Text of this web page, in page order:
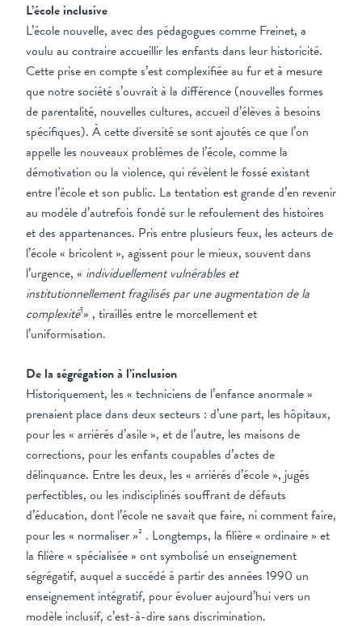
L’école inclusive
L’école nouvelle, avec des pédagogues comme Freinet, a
voulu au contraire accueillir les enfants dans leur historicité.
Cette prise en compte s’est complexifiée au fur et à mesure
que notre société s’ouvrait à la différence (nouvelles formes
de parentalité, nouvelles cultures, accueil d’élèves à besoins
spécifiques). À cette diversité se sont ajoutés ce que l’on
appelle les nouveaux problèmes de l’école, comme la
démotivation ou la violence, qui révèlent le fossé existant
entre l’école et son public. La tentation est grande d’en revenir
au modèle d’autrefois fondé sur le refoulement des histoires
et des appartenances. Pris entre plusieurs feux, les acteurs de
l’école « bricolent », agissent pour le mieux, souvent dans
l’urgence, « individuellement vulnérables et
institutionnellement fragilisés par une augmentation de la
complexité1» , tiraillés entre le morcellement et
l’uniformisation.
De la ségrégation à l’inclusion
Historiquement, les « techniciens de l’enfance anormale »
prenaient place dans deux secteurs : d’une part, les hôpitaux,
pour les « arriérés d’asile », et de l’autre, les maisons de
corrections, pour les enfants coupables d’actes de
délinquance. Entre les deux, les « arriérés d’école », jugés
perfectibles, ou les indisciplinés souffrant de défauts
d’éducation, dont l’école ne savait que faire, ni comment faire,
pour les « normaliser »² . Longtemps, la filière « ordinaire » et
la filière « spécialisée » ont symbolisé un enseignement
ségrégatif, auquel a succédé à partir des années 1990 un
enseignement intégratif, pour évoluer aujourd’hui vers un
modèle inclusif, c’est-à-dire sans discrimination.